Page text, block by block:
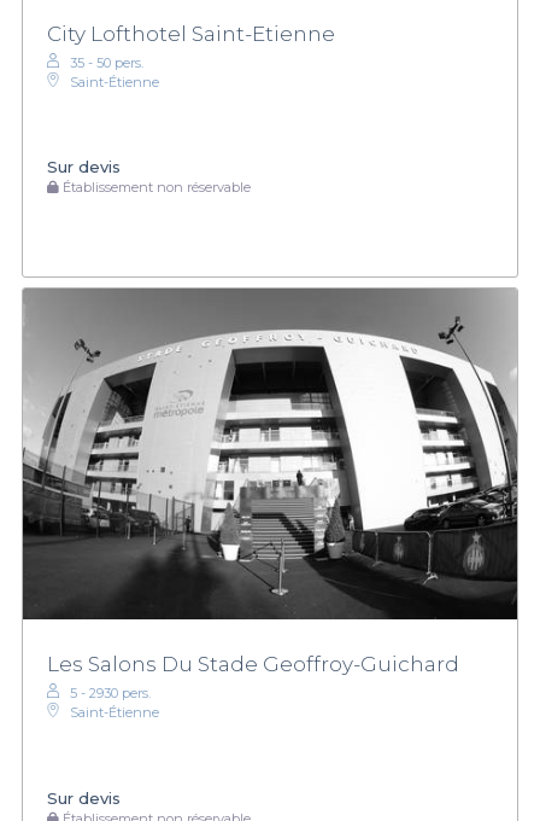
City Lofthotel Saint-Etienne
35 - 50 pers.
Saint-Étienne
Sur devis
Établissement non réservable
Les Salons Du Stade Geoffroy-Guichard
5 - 2930 pers.
Saint-Étienne
Sur devis